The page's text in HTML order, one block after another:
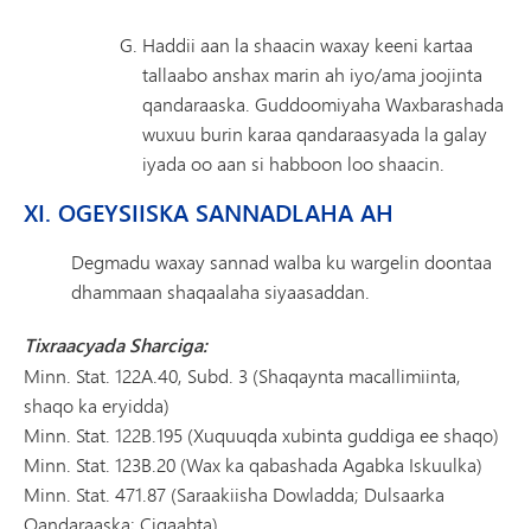
Haddii aan la shaacin waxay keeni kartaa
tallaabo anshax marin ah iyo/ama joojinta
qandaraaska. Guddoomiyaha Waxbarashada
wuxuu burin karaa qandaraasyada la galay
iyada oo aan si habboon loo shaacin.
XI. OGEYSIISKA SANNADLAHA AH
Degmadu waxay sannad walba ku wargelin doontaa
dhammaan shaqaalaha siyaasaddan.
Tixraacyada Sharciga:
Minn. Stat. 122A.40, Subd. 3 (Shaqaynta macallimiinta,
shaqo ka eryidda)
Minn. Stat. 122B.195 (Xuquuqda xubinta guddiga ee shaqo)
Minn. Stat. 123B.20 (Wax ka qabashada Agabka Iskuulka)
Minn. Stat. 471.87 (Saraakiisha Dowladda; Dulsaarka